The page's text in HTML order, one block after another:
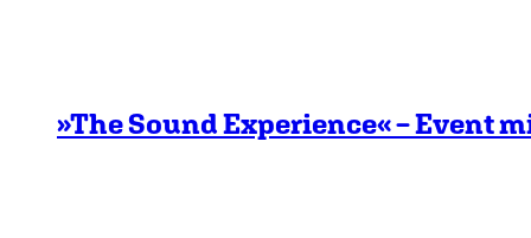
»The Sound Experience« – Event